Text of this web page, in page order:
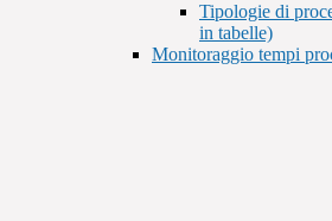
Tipologie di
in tabelle)
Monitoraggio tempi